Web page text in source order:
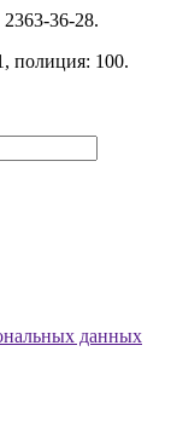
36-28.
полиция: 100.
данных